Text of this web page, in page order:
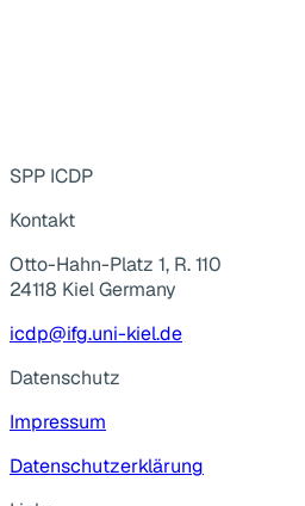
SPP ICDP
Kontakt
Otto-Hahn-Platz 1, R. 110
24118 Kiel Germany
icdp@ifg.uni-kiel.de
Datenschutz
Impressum
Datenschutzerklärung